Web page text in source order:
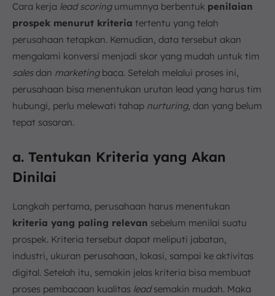
Cara kerja lead scoring umumnya berbentuk penilaian
prospek menurut kriteria tertentu yang telah
perusahaan tetapkan. Kemudian, data tersebut akan
mengalami konversi menjadi skor yang mudah untuk tim
salesdan marketingbaca. Setelah melalui proses ini,
perusahaan bisa menentukan urutan lead yang harus tim
hubungi, perlu melewati tahap nurturing, dan yang belum
tepat sasaran.
a. Tentukan Kriteria yang Akan
Dinilai
Langkah pertama, perusahaan harus menentukan
kriteria yang paling relevan sebelum menilai suatu
prospek. Kriteria tersebut dapat meliputi jabatan,
industri, ukuran perusahaan, lokasi, sampai ke aktivitas
digital. Setelah itu, semakin jelas kriteria bisa membuat
proses pembacaan kualitas leadsemakin mudah. Maka